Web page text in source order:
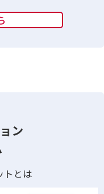
ン
トとは